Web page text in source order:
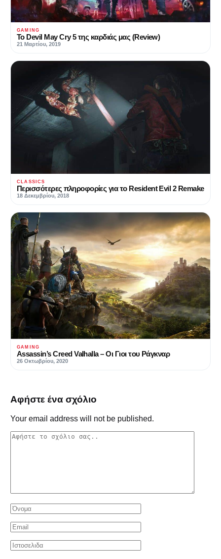
GAMING
Το Devil May Cry 5 της καρδιάς μας (Review)
21 Μαρτίου, 2019
CLASSICS
Περισσότερες πληροφορίες για το Resident Evil 2 Remake
18 Δεκεμβρίου, 2018
GAMING
Assassin’s Creed Valhalla – Οι Γιοι του Ράγκναρ
26 Οκτωβρίου, 2020
Αφήστε ένα σχόλιο
Your email address will not be published.